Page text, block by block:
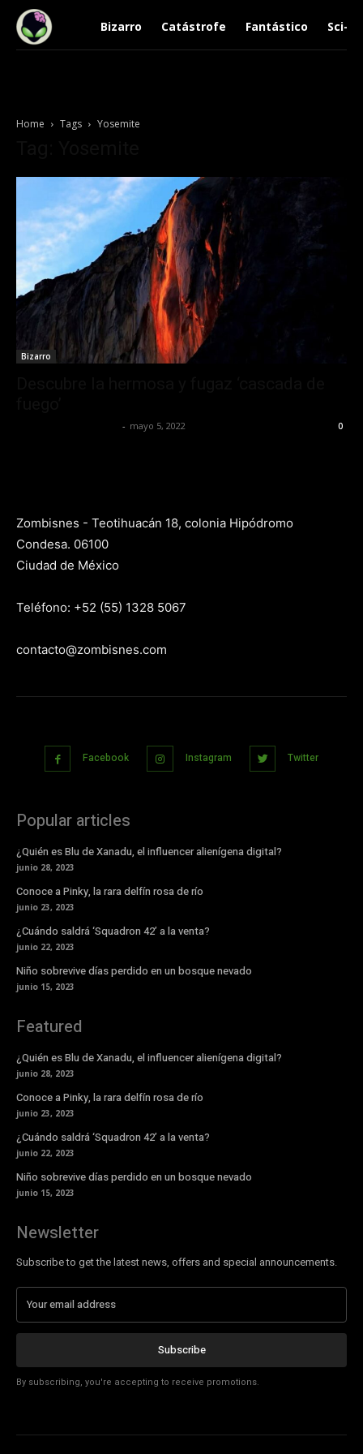
Bizarro Catástrofe Fantástico Sci-Fi
Home Tags Yosemite
Bizarro
- mayo 5, 2022 0
Zombisnes - Teotihuacán 18, colonia Hipódromo
Condesa. 06100
Ciudad de México
Teléfono: +52 (55) 1328 5067
contacto@zombisnes.com
Facebook Instagram Twitter
Popular articles
¿Quién es Blu de Xanadu, el influencer alienígena digital?
junio 28, 2023
Conoce a Pinky, la rara delfín rosa de río
junio 23, 2023
¿Cuándo saldrá ‘Squadron 42’ a la venta?
junio 22, 2023
Niño sobrevive días perdido en un bosque nevado
junio 15, 2023
Featured
¿Quién es Blu de Xanadu, el influencer alienígena digital?
junio 28, 2023
Conoce a Pinky, la rara delfín rosa de río
junio 23, 2023
¿Cuándo saldrá ‘Squadron 42’ a la venta?
junio 22, 2023
Niño sobrevive días perdido en un bosque nevado
junio 15, 2023
Newsletter
Subscribe to get the latest news, offers and special announcements.
Subscribe
By subscribing, you're accepting to receive promotions.